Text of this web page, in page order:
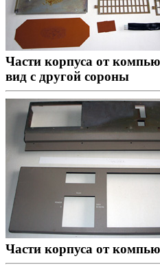
Части корпуса от
вид с другой сороны
Части корпуса от